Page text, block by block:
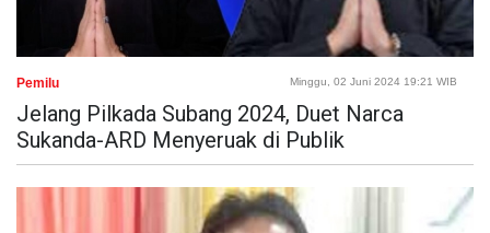
Pemilu Minggu, 02 Juni 2024 19:21 WIB
Jelang Pilkada Subang 2024, Duet Narca
Sukanda-ARD Menyeruak di Publik